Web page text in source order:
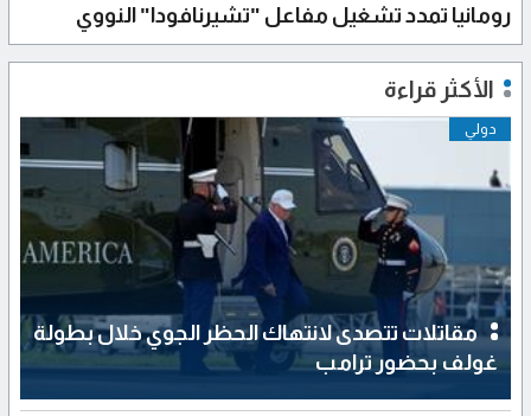
رومانيا تمدد تشغيل مفاعل "تشيرنافودا" النووي
الأكثر قراءة
دولي
مقاتلات تتصدى لانتهاك الحظر الجوي خلال بطولة
غولف بحضور ترامب